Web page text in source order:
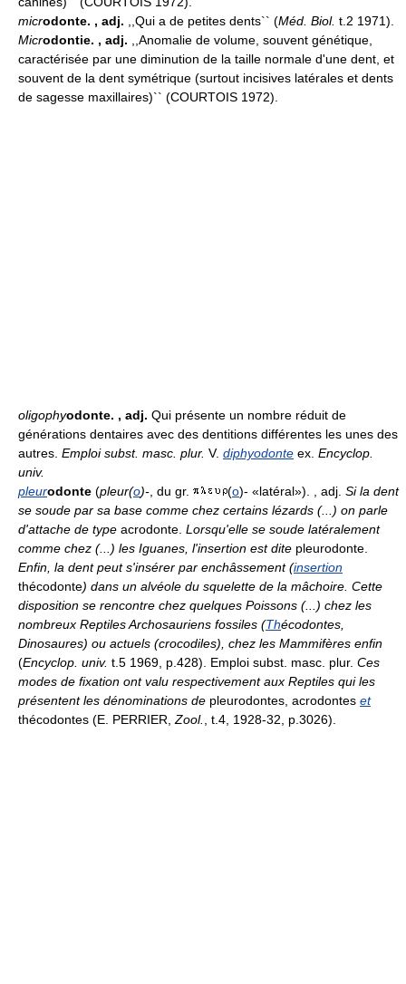
microdonte. , adj. ,,Qui a de petites dents`` (Méd. Biol. t.2 1971).
Microdontie. , adj. ,,Anomalie de volume, souvent génétique,
caractérisée par une diminution de la taille normale d'une dent, et
souvent de la dent symétrique (surtout incisives latérales et dents
de sagesse maxillaires)`` (COURTOIS 1972).
oligophyodonte. , adj. Qui présente un nombre réduit de
générations dentaires avec des dentitions différentes les unes des
autres. Emploi subst. masc. plur. V. diphyodonte ex. Encyclop.
univ.
pleurodonte (pleur(o)-, du gr. (o)- «latéral»). , adj. Si la dent
se soude par sa base comme chez certains lézards (...) on parle
d'attache de type acrodonte. Lorsqu'elle se soude latéralement
comme chez (...) les Iguanes, l'insertion est dite pleurodonte.
Enfin, la dent peut s'insérer par enchâssement (insertion
thécodonte) dans un alvéole du squelette de la mâchoire. Cette
disposition se rencontre chez quelques Poissons (...) chez les
nombreux Reptiles Archosauriens fossiles (Thécodontes,
Dinosaures) ou actuels (crocodiles), chez les Mammifères enfin
(Encyclop. univ. t.5 1969, p.428). Emploi subst. masc. plur. Ces
modes de fixation ont valu respectivement aux Reptiles qui les
présentent les dénominations de pleurodontes, acrodontes et
thécodontes (E. PERRIER,Zool., t.4, 1928-32, p.3026).